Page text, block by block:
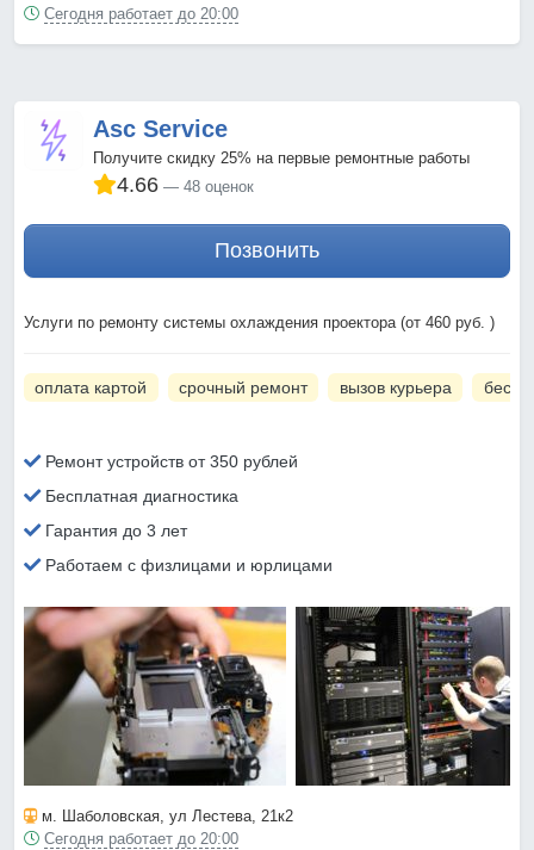
Сегодня работает до 20:00
Asc Service
Получите скидку 25% на первые ремонтные работы
4.66 48 оценок
Позвонить
Услуги по ремонту системы охлаждения проектора (от 460 руб. )
оплата картой срочный ремонт вызов курьера
Ремонт устройств от 350 рублей
Бесплатная диагностика
Гарантия до 3 лет
Работаем с физлицами и юрлицами
м. Шаболовская, ул Лестева, 21к2
Сегодня работает до 20:00